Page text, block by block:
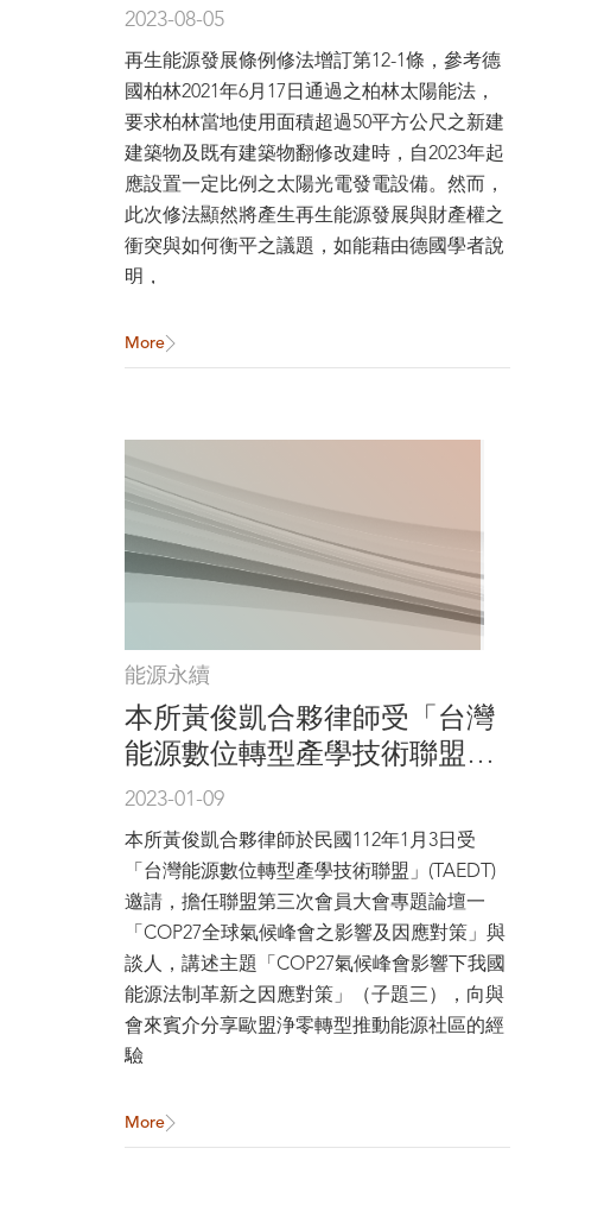
電的發展與財產權的衝突–以德
國法為例」座談會與談人
2023-08-05
再生能源發展條例修法增訂第12-1條，參考德
國柏林2021年6月17日通過之柏林太陽能法，
要求柏林當地使用面積超過50平方公尺之新建
建築物及既有建築物翻修改建時，自2023年起
應設置一定比例之太陽光電發電設備。然而，
此次修法顯然將產生再生能源發展與財產權之
衝突與如何衡平之議題，如能藉由德國學者說
明，
More
能源永續
本所黃俊凱合夥律師受「台灣
能源數位轉型產學技術聯盟」
(TAEDT)邀請，擔任聯盟第三
次會員大會專題論壇一
「COP27全球氣候峰會之影響
及因應對策」與談人
2023-01-09
本所黃俊凱合夥律師於民國112年1月3日受
「台灣能源數位轉型產學技術聯盟」(TAEDT)
邀請，擔任聯盟第三次會員大會專題論壇一
「COP27全球氣候峰會之影響及因應對策」與
談人，講述主題「COP27氣候峰會影響下我國
能源法制革新之因應對策」（子題三），向與
會來賓介分享歐盟浄零轉型推動能源社區的經
驗
More